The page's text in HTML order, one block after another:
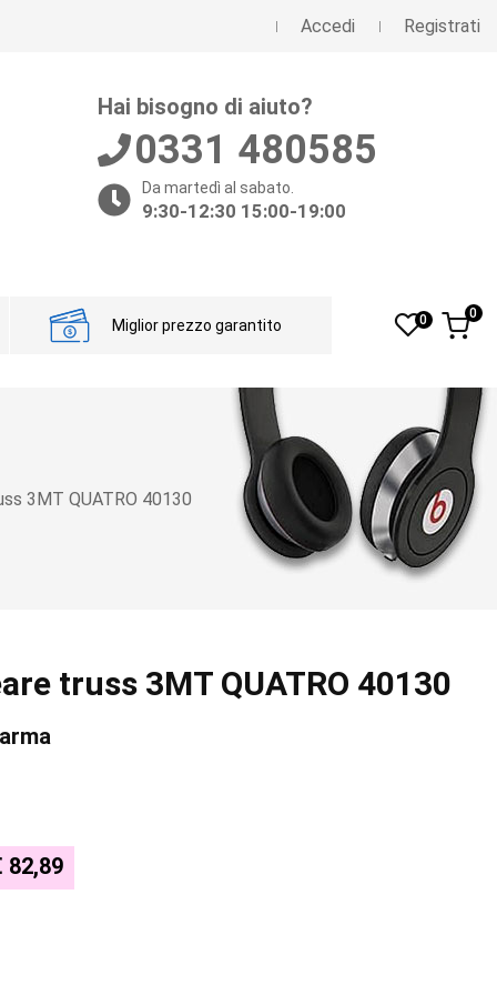
Accedi Registrati
Hai bisogno di aiuto?
0331 480585
Da martedì al sabato.
9:30-12:30 15:00-19:00
Miglior prezzo garantito 0 0
3MT QUATRO 40130
truss 3MT QUATRO 40130
82,89